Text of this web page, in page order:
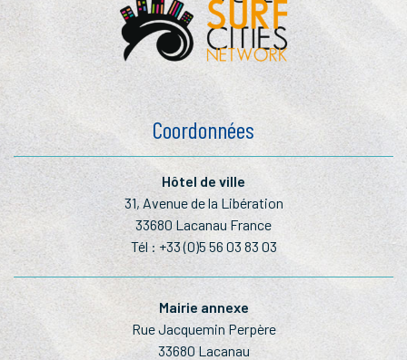
Coordonnées
Hôtel de ville
31, Avenue de la Libération
33680 Lacanau France
Tél : +33 (0)5 56 03 83 03
Mairie annexe
Rue Jacquemin Perpère
33680 Lacanau